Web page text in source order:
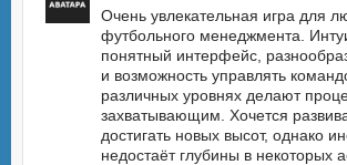
Очень увлекательная игра для
футбольного менеджмента.
понятный интерфейс,
и возможность управлять
различных уровнях делают
захватывающим. Хочется
достигать новых высот, однако
недостаёт глубины в некоторых